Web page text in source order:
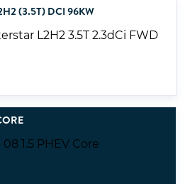
(3.5T) DCI 96KW